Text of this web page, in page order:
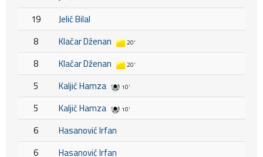
19
Jelić Bilal
8
Klačar Dženan 20'
8 Klačar Dženan 20'
5 Kaljić Hamza 10'
5 Kaljić Hamza 10'
6
Hasanović Irfan
6
Hasanović Irfan